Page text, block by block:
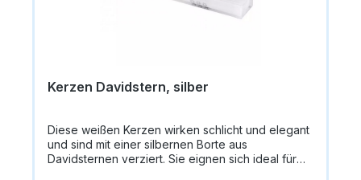
als Geschenk oder für die Synagoge – diese
Kerzen Davidstern, silber
Diese weißen Kerzen wirken schlicht und elegant
und sind mit einer silbernen Borte aus
Davidsternen verziert. Sie eignen sich ideal für